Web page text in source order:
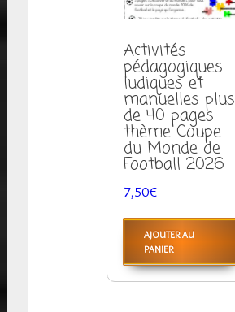
Activités
pédagogiques
ludiques et
manuelles plus
de 40 pages
thème Coupe
du Monde de
Football 2026
7,50€
AJOUTER AU
PANIER